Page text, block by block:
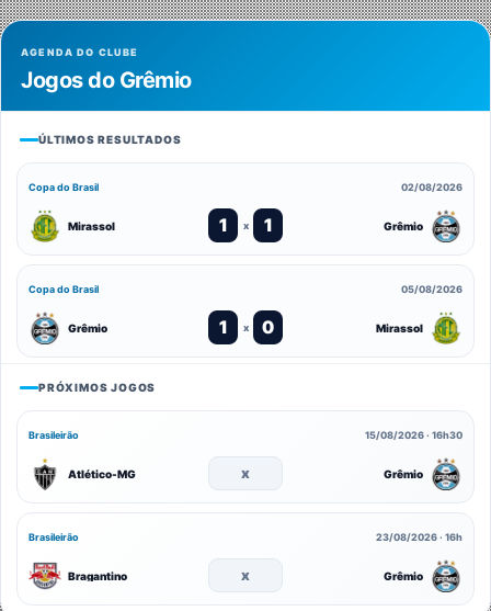
AGENDA DO CLUBE
Jogos do Grêmio
ÚLTIMOS RESULTADOS
Copa do Brasil 02/08/2026
Mirassol 1 x 1 Grêmio
Copa do Brasil 05/08/2026
Grêmio 1 x 0 Mirassol
PRÓXIMOS JOGOS
Brasileirão 15/08/2026 · 16h30
Atlético-MG x Grêmio
Brasileirão 23/08/2026 · 16h
Bragantino x Grêmio